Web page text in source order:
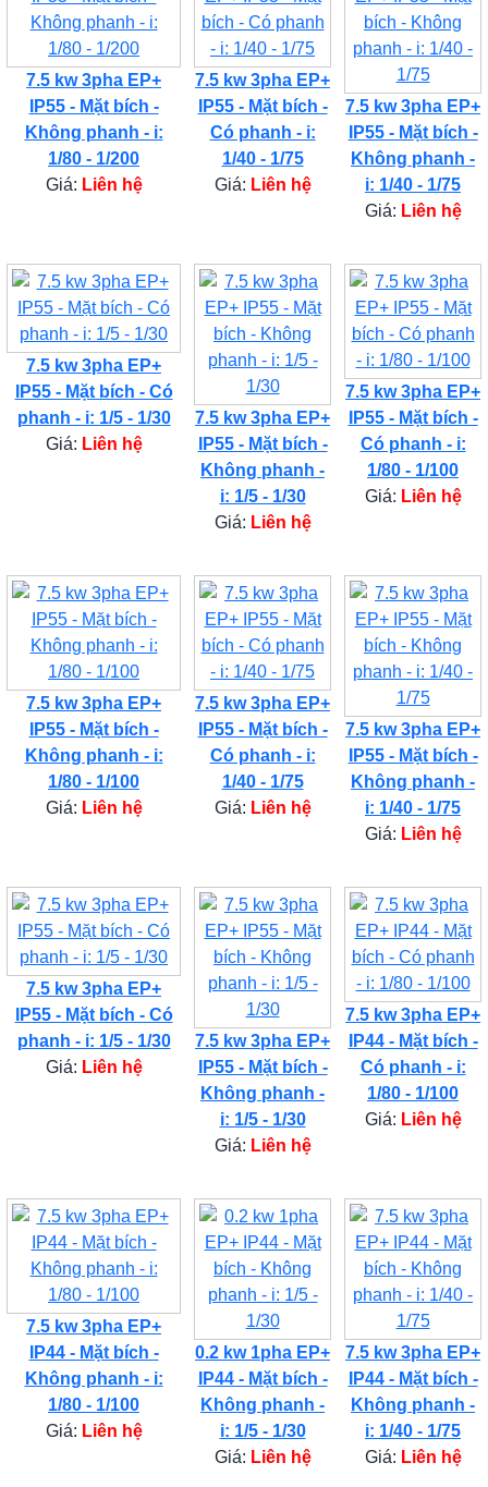
7.5 kw 3pha EP+
IP55 - Mặt bích -
Không phanh - i:
1/80 - 1/200
Giá: Liên hệ
7.5 kw 3pha EP+
IP55 - Mặt bích -
Có phanh - i:
1/40 - 1/75
Giá: Liên hệ
7.5 kw 3pha EP+
IP55 - Mặt bích -
Không phanh -
i: 1/40 - 1/75
Giá: Liên hệ
7.5 kw 3pha EP+
IP55 - Mặt bích - Có
phanh - i: 1/5 - 1/30
Giá: Liên hệ
7.5 kw 3pha EP+
IP55 - Mặt bích -
Không phanh -
i: 1/5 - 1/30
Giá: Liên hệ
7.5 kw 3pha EP+
IP55 - Mặt bích -
Có phanh - i:
1/80 - 1/100
Giá: Liên hệ
7.5 kw 3pha EP+
IP55 - Mặt bích -
Không phanh - i:
1/80 - 1/100
Giá: Liên hệ
7.5 kw 3pha EP+
IP55 - Mặt bích -
Có phanh - i:
1/40 - 1/75
Giá: Liên hệ
7.5 kw 3pha EP+
IP55 - Mặt bích -
Không phanh -
i: 1/40 - 1/75
Giá: Liên hệ
7.5 kw 3pha EP+
IP55 - Mặt bích - Có
phanh - i: 1/5 - 1/30
Giá: Liên hệ
7.5 kw 3pha EP+
IP55 - Mặt bích -
Không phanh -
i: 1/5 - 1/30
Giá: Liên hệ
7.5 kw 3pha EP+
IP44 - Mặt bích -
Có phanh - i:
1/80 - 1/100
Giá: Liên hệ
7.5 kw 3pha EP+
IP44 - Mặt bích -
Không phanh - i:
1/80 - 1/100
Giá: Liên hệ
0.2 kw 1pha EP+
IP44 - Mặt bích -
Không phanh -
i: 1/5 - 1/30
Giá: Liên hệ
7.5 kw 3pha EP+
IP44 - Mặt bích -
Không phanh -
i: 1/40 - 1/75
Giá: Liên hệ